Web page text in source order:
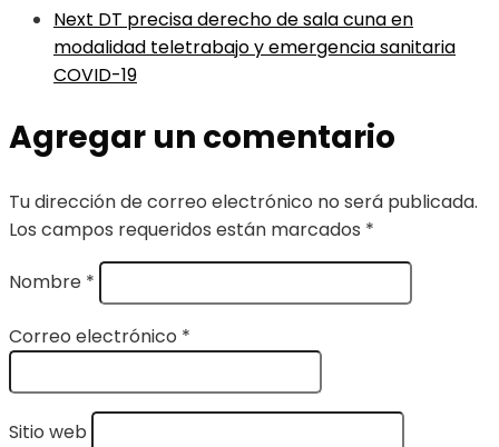
Next DT precisa derecho de sala cuna en
modalidad teletrabajo y emergencia sanitaria
COVID-19
Agregar un comentario
Tu dirección de correo electrónico no será publicada.
Los campos requeridos están marcados *
Nombre *
Correo electrónico *
Sitio web